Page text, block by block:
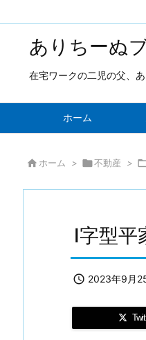
ありちーぬ
在宅ワークの二児の父、
ホーム
 ホーム > 不動産 >
I字型平
 2023年9月